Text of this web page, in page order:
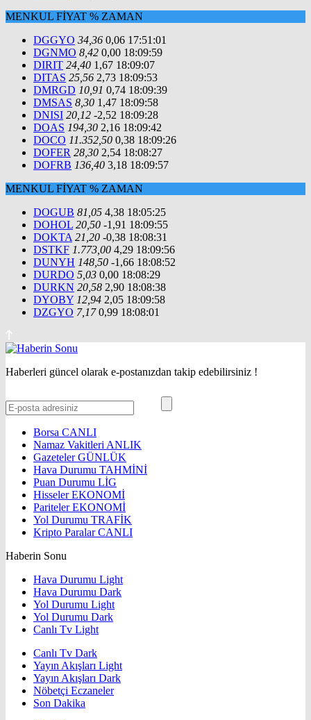
MENKUL FİYAT % ZAMAN
DGGYO 34,36 0,06 17:51:01
DGNMO 8,42 0,00 18:09:59
DIRIT 24,40 1,67 18:09:07
DITAS 25,56 2,73 18:09:53
DMRGD 10,91 0,74 18:09:39
DMSAS 8,30 1,47 18:09:58
DNISI 20,12 -2,52 18:09:28
DOAS 194,30 2,16 18:09:42
DOCO 11.352,50 0,38 18:09:26
DOFER 28,30 2,54 18:08:27
DOFRB 136,40 3,18 18:09:57
MENKUL FİYAT % ZAMAN
DOGUB 81,05 4,38 18:05:25
DOHOL 20,50 -1,91 18:09:55
DOKTA 21,20 -0,38 18:08:31
DSTKF 1.773,00 4,29 18:09:56
DUNYH 148,50 -1,66 18:08:52
DURDO 5,03 0,00 18:08:29
DURKN 20,58 2,90 18:08:38
DYOBY 12,94 2,05 18:09:58
DZGYO 7,17 0,99 18:08:01
Haberleri güncel olarak e-postanızdan takip edebilirsiniz !
Borsa CANLI
Namaz Vakitleri ANLIK
GazetelerGÜNLÜK
Hava Durumu TAHMİNİ
Puan Durumu LİG
HisselerEKONOMİ
ParitelerEKONOMİ
Yol Durumu TRAFİK
Kripto ParalarCANLI
Haberin Sonu
Hava Durumu Light
Hava Durumu Dark
Yol Durumu Light
Yol Durumu Dark
Canlı Tv Light
Canlı Tv Dark
Yayın Akışları Light
Yayın Akışları Dark
Nöbetçi Eczaneler
Son Dakika